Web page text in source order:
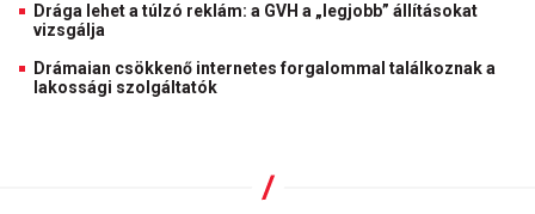
Drága lehet a túlzó reklám: a GVH a „legjobb” állításokat
vizsgálja
Drámaian csökkenő internetes forgalommal találkoznak a
lakossági szolgáltatók